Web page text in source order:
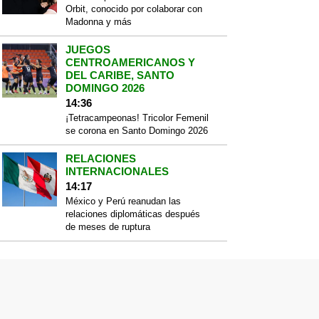
Orbit, conocido por colaborar con
Madonna y más
JUEGOS
CENTROAMERICANOS Y
DEL CARIBE, SANTO
DOMINGO 2026
14:36
¡Tetracampeonas! Tricolor Femenil
se corona en Santo Domingo 2026
RELACIONES
INTERNACIONALES
14:17
México y Perú reanudan las
relaciones diplomáticas después
de meses de ruptura